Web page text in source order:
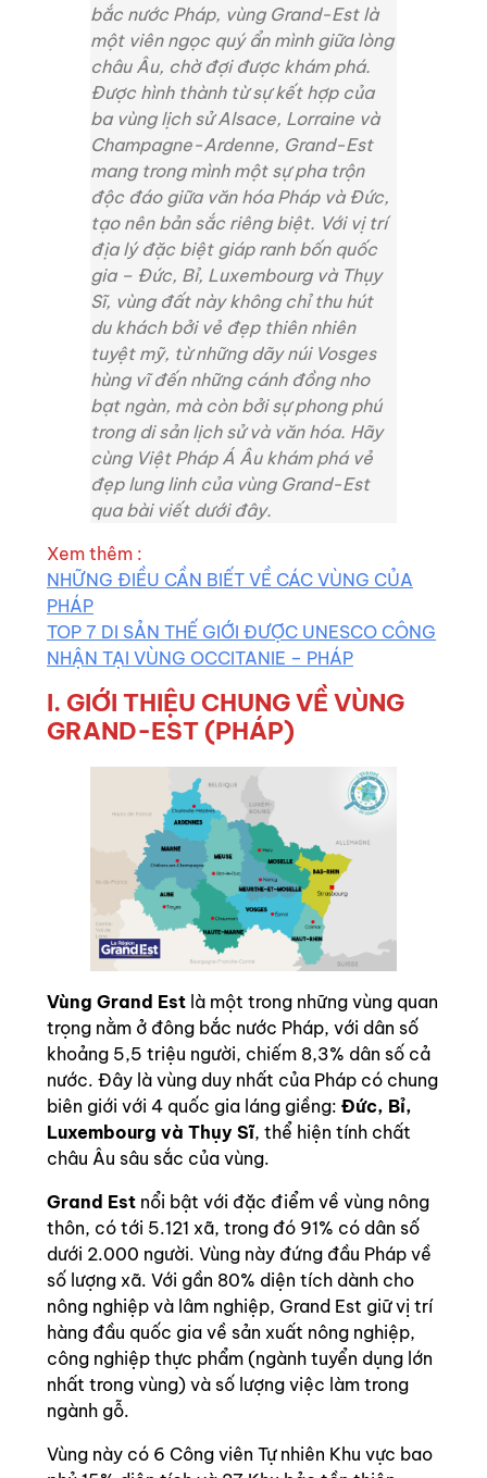
bắc nước Pháp, vùng Grand-Est là
một viên ngọc quý ẩn mình giữa lòng
châu Âu, chờ đợi được khám phá.
Được hình thành từ sự kết hợp của
ba vùng lịch sử Alsace, Lorraine và
Champagne-Ardenne, Grand-Est
mang trong mình một sự pha trộn
độc đáo giữa văn hóa Pháp và Đức,
tạo nên bản sắc riêng biệt. Với vị trí
địa lý đặc biệt giáp ranh bốn quốc
gia – Đức, Bỉ, Luxembourg và Thụy
Sĩ, vùng đất này không chỉ thu hút
du khách bởi vẻ đẹp thiên nhiên
tuyệt mỹ, từ những dãy núi Vosges
hùng vĩ đến những cánh đồng nho
bạt ngàn, mà còn bởi sự phong phú
trong di sản lịch sử và văn hóa. Hãy
cùng Việt Pháp Á Âu khám phá vẻ
đẹp lung linh của vùng Grand-Est
qua bài viết dưới đây.
Xem thêm :
NHỮNG ĐIỀU CẦN BIẾT VỀ CÁC VÙNG CỦA
PHÁP
TOP 7 DI SẢN THẾ GIỚI ĐƯỢC UNESCO CÔNG
NHẬN TẠI VÙNG OCCITANIE – PHÁP
I. GIỚI THIỆU CHUNG VỀ VÙNG
GRAND-EST (PHÁP)
Vùng Grand Est là một trong những vùng quan
trọng nằm ở đông bắc nước Pháp, với dân số
khoảng 5,5 triệu người, chiếm 8,3% dân số cả
nước. Đây là vùng duy nhất của Pháp có chung
biên giới với 4 quốc gia láng giềng: Đức, Bỉ,
Luxembourg và Thụy Sĩ, thể hiện tính chất
châu Âu sâu sắc của vùng.
Grand Est nổi bật với đặc điểm về vùng nông
thôn, có tới 5.121 xã, trong đó 91% có dân số
dưới 2.000 người. Vùng này đứng đầu Pháp về
số lượng xã. Với gần 80% diện tích dành cho
nông nghiệp và lâm nghiệp, Grand Est giữ vị trí
hàng đầu quốc gia về sản xuất nông nghiệp,
công nghiệp thực phẩm (ngành tuyển dụng lớn
nhất trong vùng) và số lượng việc làm trong
ngành gỗ.
Vùng này có 6 Công viên Tự nhiên Khu vực bao